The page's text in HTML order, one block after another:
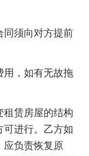
同须向对方提前
用，如有无故拖
租赁房屋的结构
可进行。乙方如
应负责恢复原